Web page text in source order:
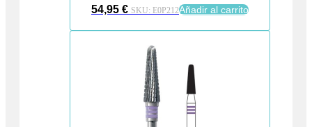
54,95 € SKU: E0P212Añadir al carrito